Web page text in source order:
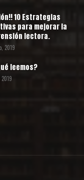
10 Estrategias
para mejorar la
lectora.
2019
leemos?